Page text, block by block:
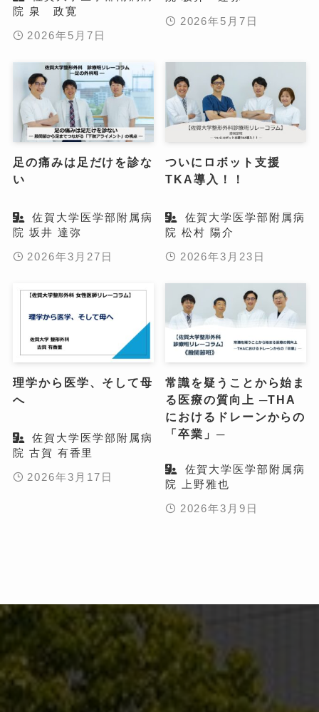
院 泉 政寛
2026年5月7日
2026年5月7日
足の痛みは足だけを診な
い
佐賀大学医学部附属病
院 坂井 達弥
2026年3月27日
ついにロボット支援
TKA導入！！
佐賀大学医学部附属病
院 松村 陽介
2026年3月23日
理学から医学、そして母
へ
佐賀大学医学部附属病
院 古賀 有香里
2026年3月17日
常識を疑うことから始ま
る医療の質向上 ─THA
におけるドレーンからの
「卒業」─
佐賀大学医学部附属病
院 上野雅也
2026年3月9日